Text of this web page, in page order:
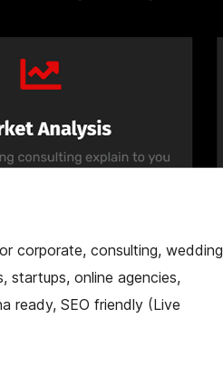
corporate, consulting, wedding
startups, online agencies,
ready, SEO friendly (Live